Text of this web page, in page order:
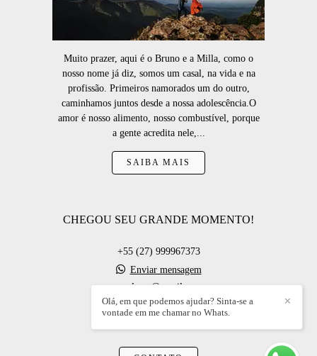
Muito prazer, aqui é o Bruno e a Milla, como o
nosso nome já diz, somos um casal, na vida e na
profissão. Primeiros namorados um do outro,
caminhamos juntos desde a nossa adolescência.O
amor é nosso alimento, nosso combustível, porque
a gente acredita nele,...
SAIBA MAIS
CHEGOU SEU GRANDE MOMENTO!
+55 (27) 999967373
Enviar mensagem
casalroas@gmail.com
✕
Olá, em que podemos ajudar? Sinta-se a
vontade em me chamar no Whats.